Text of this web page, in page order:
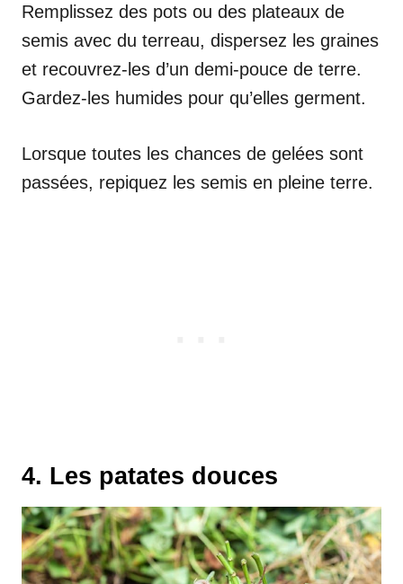
Remplissez des pots ou des plateaux de
semis avec du terreau, dispersez les graines
et recouvrez-les d’un demi-pouce de terre.
Gardez-les humides pour qu’elles germent.
Lorsque toutes les chances de gelées sont
passées, repiquez les semis en pleine terre.
4. Les patates douces